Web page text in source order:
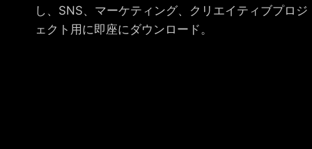
し、SNS、マーケティング、クリエイティブプロジ
ェクト用に即座にダウンロード。